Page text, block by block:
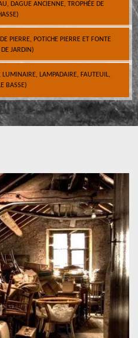
DAGUE ANCIENNE, TROPHÉE DE
PIERRE, POTICHE PIERRE ET FONTE
JARDIN)
LAMPADAIRE, FAUTEUIL,
BASSE)